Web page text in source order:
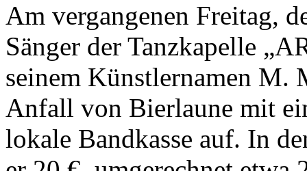
Am vergangenen Freitag,
Sänger der Tanzkapelle
seinem Künstlernamen M.
Anfall von Bierlaune mit
lokale Bandkasse auf. In